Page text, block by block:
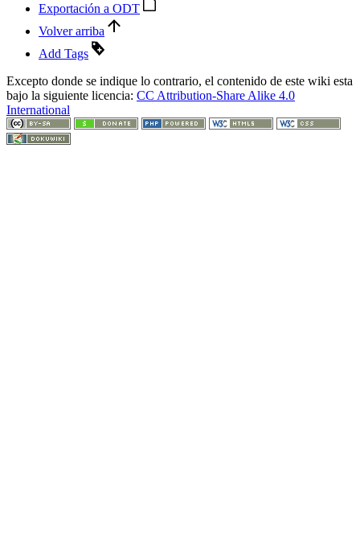
Exportación a ODT
Volver arriba
Add Tags
Excepto donde se indique lo contrario, el contenido de este wiki esta
bajo la siguiente licencia: CC Attribution-Share Alike 4.0
International